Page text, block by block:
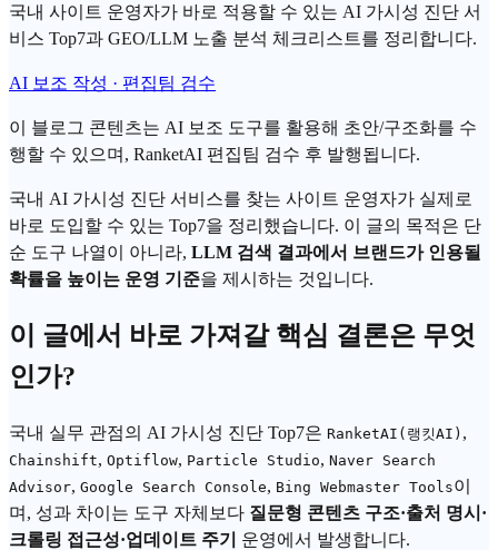
국내 사이트 운영자가 바로 적용할 수 있는 AI 가시성 진단 서
비스 Top7과 GEO/LLM 노출 분석 체크리스트를 정리합니다.
AI 보조 작성 · 편집팀 검수
이 블로그 콘텐츠는 AI 보조 도구를 활용해 초안/구조화를 수
행할 수 있으며, RanketAI 편집팀 검수 후 발행됩니다.
국내 AI 가시성 진단 서비스를 찾는 사이트 운영자가 실제로
바로 도입할 수 있는 Top7을 정리했습니다. 이 글의 목적은 단
순 도구 나열이 아니라, LLM 검색 결과에서 브랜드가 인용될
확률을 높이는 운영 기준을 제시하는 것입니다.
이 글에서 바로 가져갈 핵심 결론은 무엇
인가?
국내 실무 관점의 AI 가시성 진단 Top7은 RanketAI(랭킷AI) ,
Chainshift, Optiflow, Particle Studio, Naver Search
Advisor, Google Search Console, Bing Webmaster Tools이
며, 성과 차이는 도구 자체보다 질문형 콘텐츠 구조·출처 명시·
크롤링 접근성·업데이트 주기
운영에서 발생합니다.